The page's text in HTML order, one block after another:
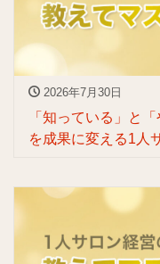
2026年7月30日
「知っている」と
を成果に変える1